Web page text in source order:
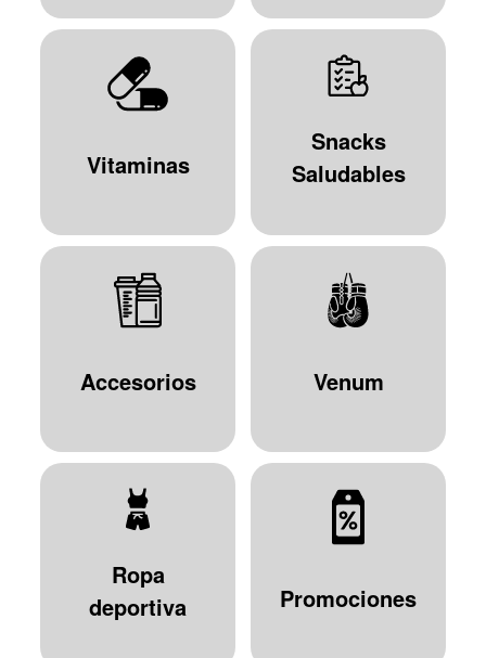
Vitaminas
Snacks
Saludables
Accesorios Venum
Ropa
deportiva
Promociones